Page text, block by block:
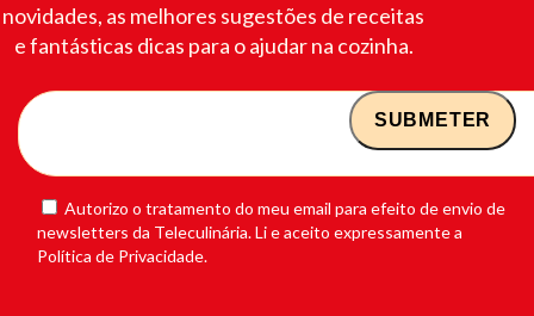
novidades, as melhores sugestões de receitas
e fantásticas dicas para o ajudar na cozinha.
Autorizo o tratamento do meu email para efeito de envio de
newsletters da Teleculinária. Li e aceito expressamente a
Política de Privacidade.